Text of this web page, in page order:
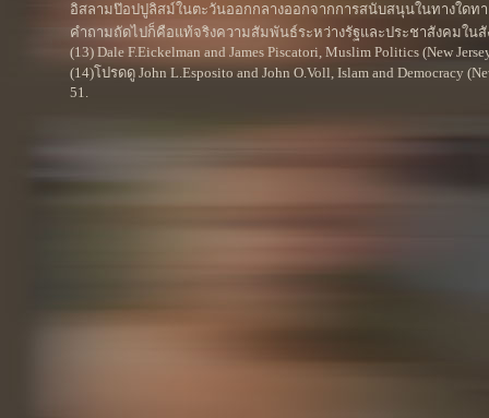
อิสลามป๊อปปูลิสม์ในตะวันออกกลางออกจากการสนับสนุนในทางใดท
คำถามถัดไปก็คือแท้จริงความสัมพันธ์ระหว่างรัฐและประชาสังคมใน
(13) Dale F.Eickelman and James Piscatori, Muslim Politics (New
(14)โปรดดู John L.Esposito and John O.Voll, Islam and Democracy
51.